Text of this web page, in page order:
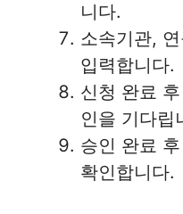
니다.
소속기관,
입력합니다.
신청 완료
인을 기다립
승인 완료
확인합니다.